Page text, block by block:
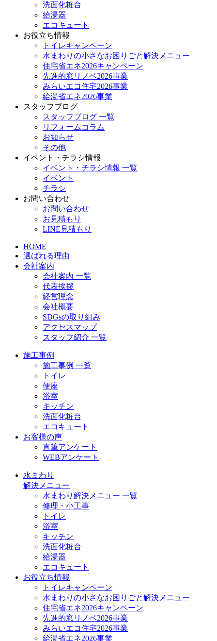
洗面化粧台
給湯器
エコキュート
お役立ち情報
トイレキャンペーン
水まわりの小さなお困りごと解決メニュー
住宅省エネ2026キャンペーン
先進的窓リノベ2026事業
みらいエコ住宅2026事業
給湯省エネ2026事業
スタッフブログ
スタッフブログ 一覧
リフォームコラム
お知らせ
その他
イベント・チラシ情報
イベント・チラシ情報 一覧
イベント
チラシ
お問い合わせ
お問い合わせ
お見積もり
LINE見積もり
HOME
選ばれる理由
会社案内
会社案内 一覧
代表挨拶
経営理念
会社概要
SDGsの取り組み
アクセスマップ
スタッフ紹介 一覧
施工事例
施工事例 一覧
トイレ
便座
浴室
キッチン
洗面化粧台
エコキュート
お客様の声
直筆アンケート
WEBアンケート
水まわり
解決メニュー
水まわり解決メニュー 一覧
修理・小工事
トイレ
浴室
キッチン
洗面化粧台
給湯器
エコキュート
お役立ち情報
トイレキャンペーン
水まわりの小さなお困りごと解決メニュー
住宅省エネ2026キャンペーン
先進的窓リノベ2026事業
みらいエコ住宅2026事業
給湯省エネ2026事業